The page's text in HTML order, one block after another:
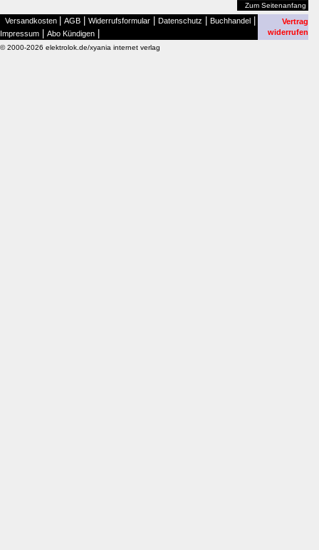
Zum Seitenanfang
Versandkosten AGB Widerrufsformular Datenschutz Buchhandel
Impressum Abo Kündigen
Vertrag
widerrufen
© 2000-2026 elektrolok.de/xyania internet verlag